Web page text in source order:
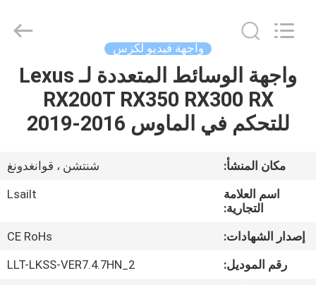
منزل،
أشرطة
معلومات
Electron
Co.,Ltd.
واجهة فيديو لكزس
واجهة الوسائط المتعددة لـ Lexus
RX200T RX350 RX300 RX
للتحكم في الماوس 2016-2019
مكان المنشأ:
شنتشن ، قوانغدونغ
اسم العلامة
التجارية:
Lsailt
إصدار الشهادات:
CE RoHs
رقم الموديل:
LLT-LKSS-VER7.4.7HN_2